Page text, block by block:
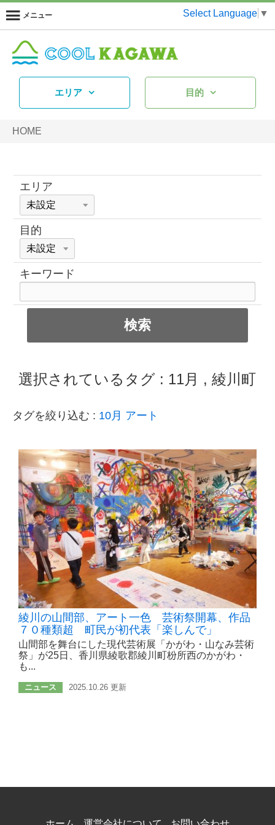
メニュー Select Language ▼
エリア 目的
HOME
エリア
目的
キーワード
選択されているタグ : 11月 , 綾川町
タグを絞り込む : 10月 アート
綾川の山間部、アート一色 芸術祭開幕、作品
７０種類超 町民が初代表「楽しんで」
山間部を舞台にした現代芸術展「かがわ・山なみ芸術
祭」が25日、香川県綾歌郡綾川町枌所西のかがわ・
も...
ニュース 2025.10.26 更新